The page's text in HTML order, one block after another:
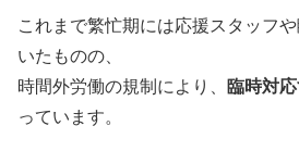
これまで繁忙期には応援スタッフ
いたものの、
時間外労働の規制により、
臨時対
っています。